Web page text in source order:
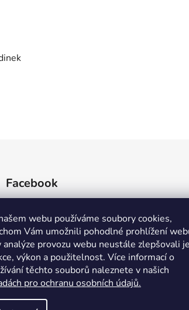
webu používáme soubory cookies,
Vám umožnili pohodlné prohlížení
analýze provozu webu neustále zlepšovali
výkon a použitelnost. Více informací o
těchto souborů naleznete v našich
pro ochranu osobních údajů.
Facebook